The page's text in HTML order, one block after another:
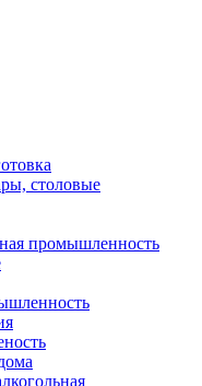
столовые
промышленность